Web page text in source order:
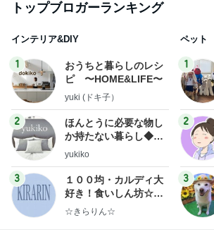
トップブロガーランキング
インテリア&DIY
1
おうちと暮らしのレシ
ピ 〜HOME&LIFE〜
yuki (ドキ子）
2
ほんとうに必要な物し
か持たない暮らし◆Ke
ep Life Simple◆〜イ
yukiko
3
１００均・カルディ大
好き！食いしん坊☆き
らりん☆のブログ
☆きらりん☆
ペット
1
2
3